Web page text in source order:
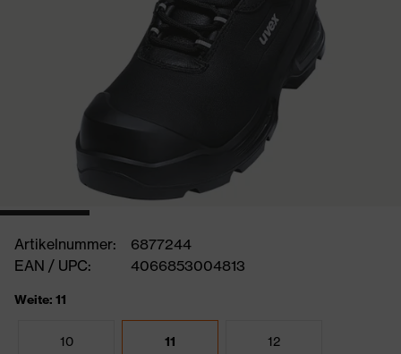
Artikelnummer:
6877244
EAN / UPC:
4066853004813
Weite: 11
10 11 12